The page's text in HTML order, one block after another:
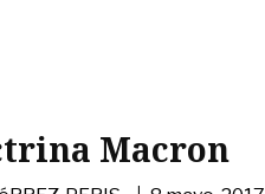
Macron